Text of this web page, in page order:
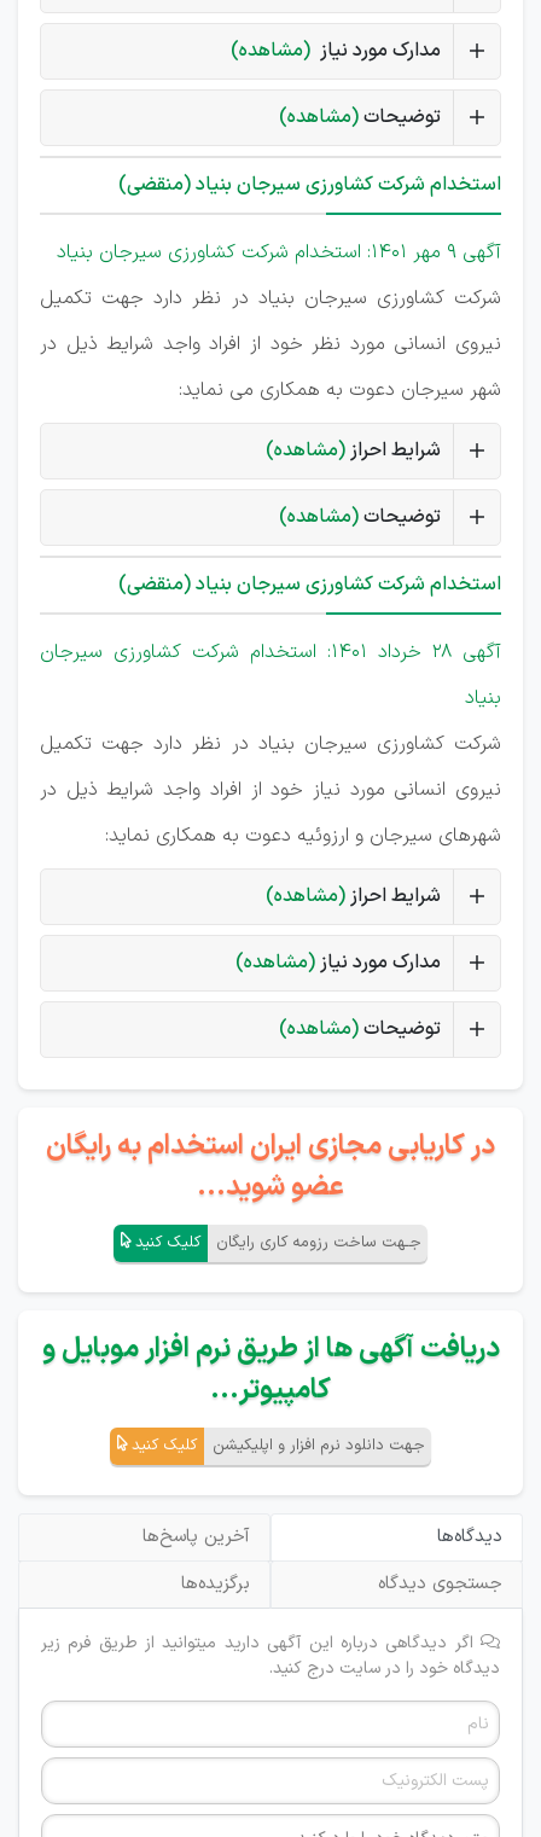
مدارک مورد نیاز (مشاهده)
توضیحات(مشاهده)
استخدام شرکت کشاورزی سیرجان بنیاد (منقضی)
آگهی 9 مهر 1401: استخدام شرکت کشاورزی سیرجان بنیاد
شرکت کشاورزی سیرجان بنیاد در نظر دارد جهت تکمیل
نیروی انسانی مورد نظر خود از افراد واجد شرایط ذیل در
شهر سیرجان دعوت به همکاری می نماید:
شرایط احراز(مشاهده)
توضیحات(مشاهده)
استخدام شرکت کشاورزی سیرجان بنیاد (منقضی)
آگهی 28 خرداد 1401: استخدام شرکت کشاورزی سیرجان
بنیاد
شرکت کشاورزی سیرجان بنیاد در نظر دارد جهت تکمیل
نیروی انسانی مورد نیاز خود از افراد واجد شرایط ذیل در
شهرهای سیرجان و ارزوئیه دعوت به همکاری نماید:
شرایط احراز(مشاهده)
مدارک مورد نیاز(مشاهده)
توضیحات(مشاهده)
در کاریابی مجازی ایران استخدام به رایگان
عضو شوید...
جـهت ساخت رزومه کاری رایگان کلیک کنید
دریافت آگهی ها از طریق نرم افزار موبایل و
کامپیوتر...
جهت دانلود نرم افزار و اپلیکیشن کلیک کنید
دیدگاه‌ها
آخرین پاسخ‌ها
جستجوی دیدگاه
برگزیده‌ها
اگر دیدگاهی درباره این آگهی دارید میتوانید از طریق فرم زیر
دیدگاه خود را در سایت درج کنید.